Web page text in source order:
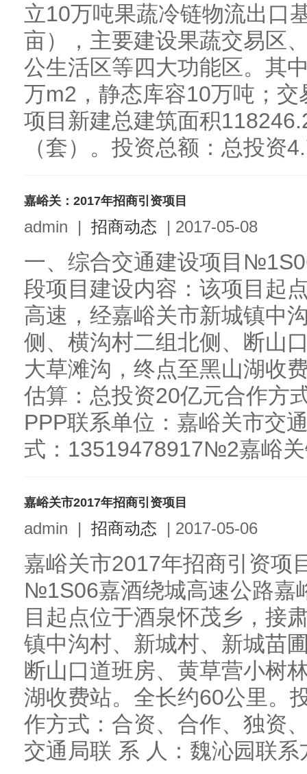
立10万吨果蔬冷链物流出口
亩），主要建设果蔬交易区
公生活区等四大功能区。其
万m2，静态库容10万吨；
项目新建总建筑面积
（套）。投资总额：总投资
嘉峪关：2017年招商引资项目
admin | 招商动态 | 2017-05-08
一、综合交通建设项目
段项目建设内容：该项目起
高速，经嘉峪关市新城镇中
侧、横沟村二组北侧、断山
大草滩沟，终点至黑山湖收
估算：总投资20亿元合作方
PPP联系单位：嘉峪关市交
式：13519478917№2嘉峪
嘉峪关市2017年招商引资项目
admin | 招商动态 | 2017-05-06
嘉峪关市2017年招商引资项
№1S06嘉酒绕城高速公路嘉
目起点位于酒泉怀茂乡，接
镇中沟村、新城村、新城苗
断山口道班房、黄草营小树
湖收费站。全长约60公里。
作方式：合资、合作、独资
交通局联 系 人：魏沁园联